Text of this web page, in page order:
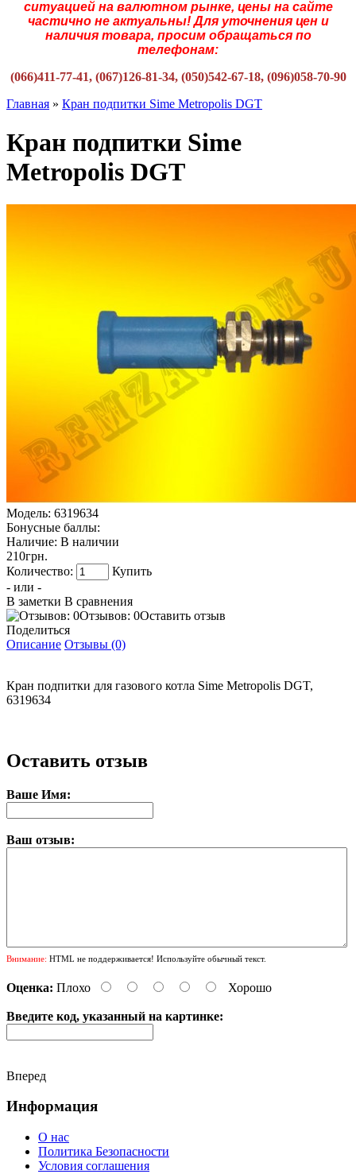
ситуацией на валютном рынке, цены на сайте
частично не актуальны! Для уточнения цен и
наличия товара, просим обращаться по
телефонам:
(066)411-77-41, (067)126-81-34, (050)542-67-18, (096)058-70-90
Главная » Кран подпитки Sime Metropolis DGT
Кран подпитки Sime
Metropolis DGT
Модель: 6319634
Бонусные баллы:
Наличие: В наличии
210грн.
Количество:
Купить
- или -
В заметки В сравнения
Отзывов: 0Оставить отзыв
Поделиться
Описание Отзывы (0)
Кран подпитки для газового котла Sime Metropolis DGT,
6319634
Оставить отзыв
Ваше Имя:
Ваш отзыв:
Внимание: HTML не поддерживается! Используйте обычный текст.
Оценка: Плохо Хорошо
Введите код, указанный на картинке:
Вперед
Информация
О нас
Политика Безопасности
Условия соглашения